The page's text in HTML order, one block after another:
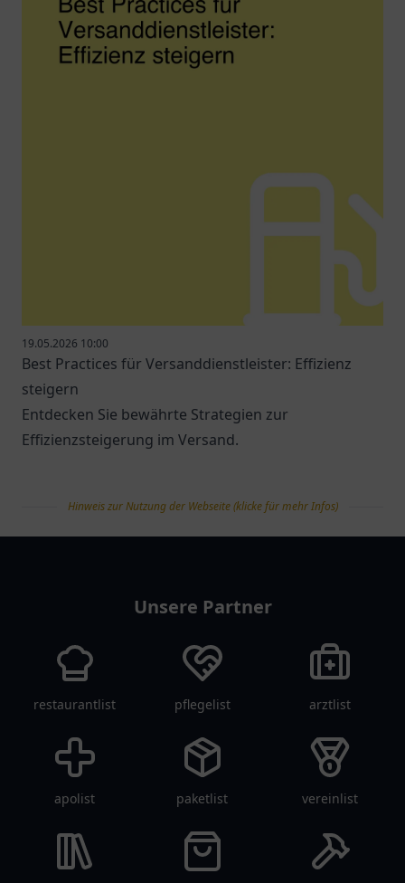
19.05.2026 10:00
Best Practices für Versanddienstleister: Effizienz
steigern
Entdecken Sie bewährte Strategien zur
Effizienzsteigerung im Versand.
Hinweis zur Nutzung der Webseite (klicke für mehr Infos)
Unsere Partner
restaurantlist pflegelist arztlist
apolist paketlist vereinlist